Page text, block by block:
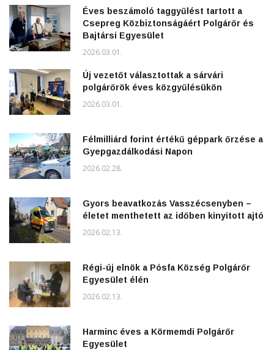
Éves beszámoló taggyűlést tartott a
Csepreg Közbiztonságáért Polgárőr és
Bajtársi Egyesület
2026.03.01.
Új vezetőt választottak a sárvári
polgárőrök éves közgyűlésükön
2026.03.01.
Félmilliárd forint értékű géppark őrzése a
Gyepgazdálkodási Napon
2026.02.28.
Gyors beavatkozás Vasszécsenyben –
életet menthetett az időben kinyitott ajtó
2026.02.13.
Régi-új elnök a Pósfa Község Polgárőr
Egyesület élén
2026.02.13.
Harminc éves a Körmemdi Polgárőr
Egyesület